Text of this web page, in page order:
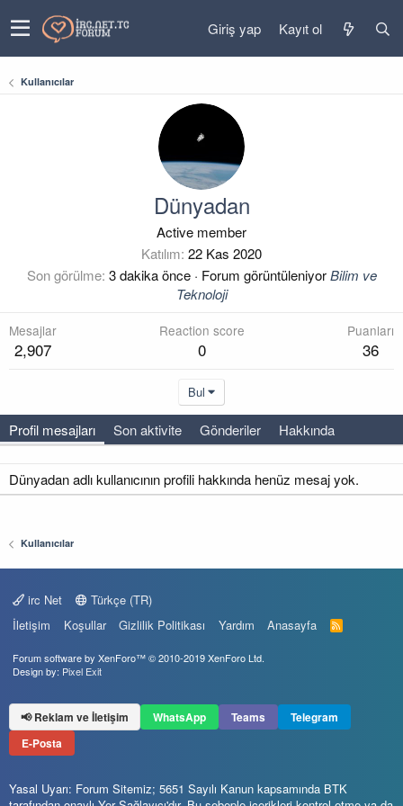
Giriş yap Kayıt ol
Kullanıcılar
Dünyadan
Active member
Katılım 22 Kas 2020
Son görülme 3 dakika önce · Forum görüntüleniyorBilim ve
Teknoloji
Mesajlar
2,907
Reaction score
0
Puanları
36
Bul
Profil mesajları Son aktivite Gönderiler Hakkında
Dünyadan adlı kullanıcının profili hakkında henüz mesaj yok.
Kullanıcılar
irc Net
Türkçe (TR)
İletişim
Koşullar Gizlilik Politikası Yardım Anasayfa
R
S
Forum software by XenForo™© 2010-2019 XenForo Ltd.
Design by: Pixel Exit
📢 Reklam ve İletişim WhatsApp Teams
Telegram
E-Posta
Yasal Uyarı: Forum Sitemiz; 5651 Sayılı Kanun kapsamında BTK